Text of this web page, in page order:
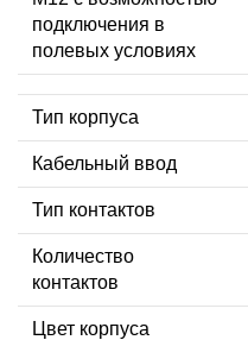
подключения в
полевых условиях
Тип корпуса
Кабельный ввод
Тип контактов
Количество
контактов
Цвет корпуса